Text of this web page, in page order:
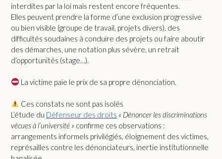
interdites par la loi mais restent encore fréquentes.
Elles peuvent prendre la forme d’une exclusion progressive
ou bien visible (groupe de travail, projets divers), des
difficultés soudaines à conduire des projets ou faire aboutir
des démarches, une notation plus sévère, un retrait
d’opportunités (stage…).
La victime paie le prix de sa propre dénonciation.
Ces constats ne sont pas isolés
L’étude du Défenseur des droits « Dénoncer les discriminations
vécues à l’université » confirme ces observations :
arrangements informels privilégiés, éloignement des victimes,
représailles contre les dénonciateurs, inertie institutionnelle